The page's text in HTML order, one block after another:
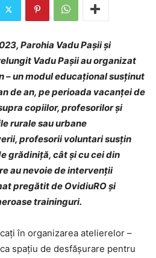
Parohia Vadu Pașii și
Vadu Pașii au organizat
– un modul educațional susținut
de an, pe perioada vacanței de
copiilor, profesorilor și
rurale sau urbane
profesorii voluntari susțin
grădiniță, cât și cu cei din
au nevoie de intervenții
pregătit de OvidiuRO și
traininguri.
în organizarea atelierelor –
spațiu de desfășurare pentru